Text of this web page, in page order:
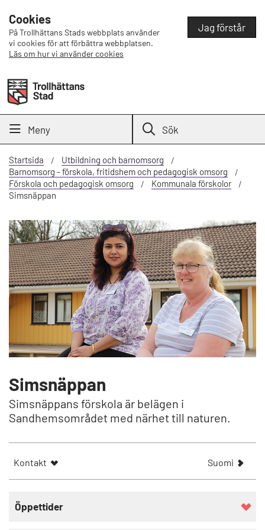
Cookies
På Trollhättans Stads webbplats använder
vi cookies för att förbättra webbplatsen.
Läs om hur vi använder cookies
Jag förstår
Meny Sök
Startsida
Utbildning och barnomsorg
Barnomsorg - förskola, fritidshem och pedagogisk omsorg
Förskola och pedagogisk omsorg
Kommunala förskolor
Simsnäppan
Simsnäppan
Simsnäppans förskola är belägen i
Sandhemsområdet med närhet till naturen.
Kontakt
N
y
Suomi
Öppettider